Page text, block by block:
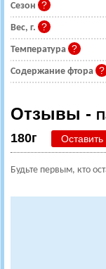
Сезон
Вес, г.
Температура
Содержание фтора
Отзывы -
180г
Оставить
Будьте первым, кто